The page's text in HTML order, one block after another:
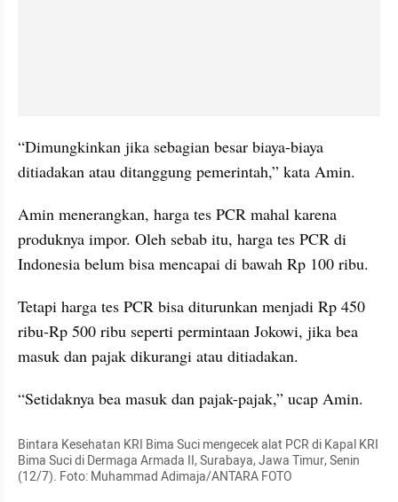
“Dimungkinkan jika sebagian besar biaya-biaya
ditiadakan atau ditanggung pemerintah,” kata Amin.
Amin menerangkan, harga tes PCR mahal karena
produknya impor. Oleh sebab itu, harga tes PCR di
Indonesia belum bisa mencapai di bawah Rp 100 ribu.
Tetapi harga tes PCR bisa diturunkan menjadi Rp 450
ribu-Rp 500 ribu seperti permintaan Jokowi, jika bea
masuk dan pajak dikurangi atau ditiadakan.
“Setidaknya bea masuk dan pajak-pajak,” ucap Amin.
Bintara Kesehatan KRI Bima Suci mengecek alat PCR di Kapal KRI
Bima Suci di Dermaga Armada II, Surabaya, Jawa Timur, Senin
(12/7). Foto: Muhammad Adimaja/ANTARA FOTO